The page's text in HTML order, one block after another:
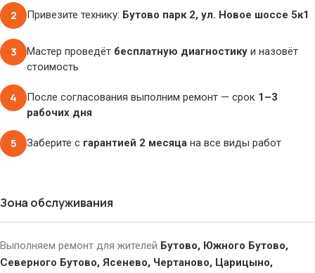
2 Привезите технику: Бутово парк 2, ул. Новое шоссе 5к1
3 Мастер проведёт бесплатную диагностику и назовёт
стоимость
4 После согласования выполним ремонт — срок 1–3
рабочих дня
5 Заберите с гарантией 2 месяца на все виды работ
Зона обслуживания
Выполняем ремонт для жителей Бутово, Южного Бутово,
Северного Бутово, Ясенево, Чертаново, Царицыно,